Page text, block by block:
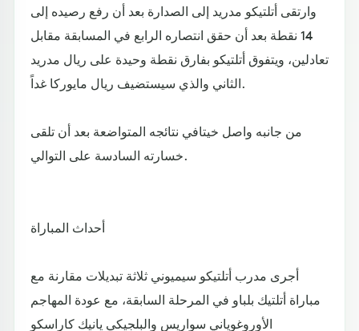
وارتقى أتلتيكو مدريد إلى الصدارة بعد أن رفع رصيده إلى
14 نقطة بعد أن حقق انتصاره الرابع في المسابقة مقابل
تعادلين، ويتفوق أتلتيكو بفارق نقطة وحيدة على ريال مدريد
الثاني والذي سيستضيف ريال مايوركا غداً.
من جانبه واصل خيتافي نتائجه المتواضعة بعد أن تلقى
خسارته السادسة على التوالي.
أحداث المباراة
أجرى مدرب أتلتيكو سيميوني ثلاثة تبديلات مقارنة مع
مباراة أتلتيك بلباو في المرحلة السابقة، مع عودة المهاجم
الأوروغوياني سواريس والبلجيكي يانيك كاراسكو